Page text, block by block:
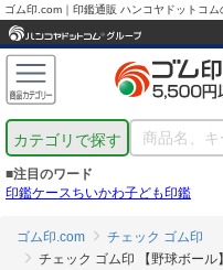
ゴム印.com｜印鑑通販 ハンコヤドットコ
カテゴリで探す
■注目のワード
印鑑ケースちいかわ子ども印鑑
ゴム印.com
チェック ゴム印
チェック ゴム印 【野球ボー